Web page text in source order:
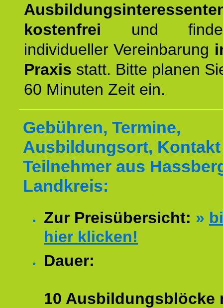
kostenfrei und
individueller Vereinbarung
Praxis statt. Bitte planen
60 Minuten Zeit ein.
Gebühren, Termine,
Ausbildungsort,
Teilnehmer aus
Landkreis:
Zur Preisübersicht: »
hier klicken!
Dauer:
10 Ausbildungsblöcke